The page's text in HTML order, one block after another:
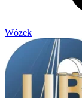
Wózek